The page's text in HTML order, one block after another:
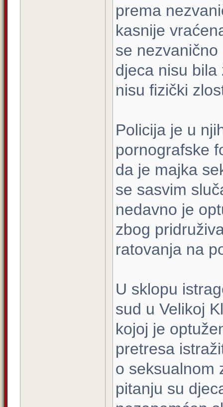
prema
kasnije
se
djeca nisu
nisu fizički
Policija je u
pornografske
da je majka
se sasvim
nedavno je
zbog
ratovanja na
U sklopu
sud u Velikoj
kojoj je
pretresa
o seksualnom
pitanju su